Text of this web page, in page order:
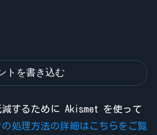
トを書き込む
するために Akismet を使って
処理方法の詳細はこちらをご覧